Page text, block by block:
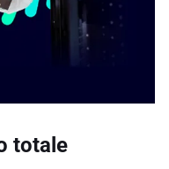
totale